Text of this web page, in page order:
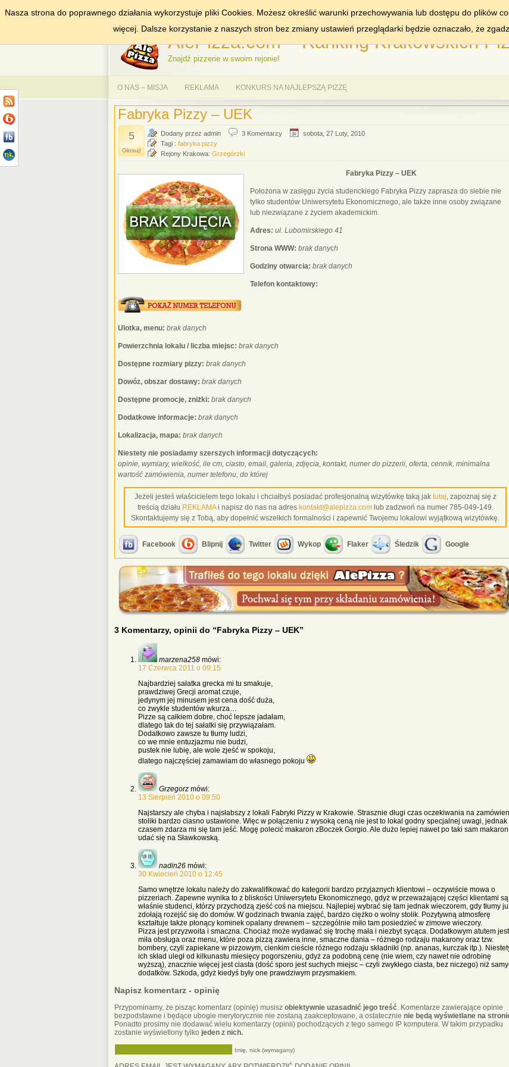
DODAJ NAS DO ULUBIONYCH ZNAJDŹ MIASTA: KRAKÓW
AlePizza.com – Ranking Krakowskich
Znajdź pizzerie w swoim rejonie!
O NAS – MISJA REKLAMA KONKURS NA NAJLEPSZĄ PIZZĘ
Fabryka Pizzy – UEK
5
Głosuj!
Dodany przez admin 3 Komentarzy
sobota, 27 Luty, 2010
Tagi : fabryka pizzy
Rejony Krakowa: Grzegórzki
Fabryka Pizzy – UEK
Położona w zasięgu życia studenckiego Fabryka Pizzy zaprasza do siebie nie
tylko studentów Uniwersytetu Ekonomicznego, ale także inne osoby związane
lub niezwiązane z życiem akademickim.
Adres: ul. Lubomirskiego 41
Strona WWW: brak danych
Godziny otwarcia: brak danych
Telefon kontaktowy:
Ulotka, menu: brak danych
Powierzchnia lokalu / liczba miejsc: brak danych
Dostępne rozmiary pizzy: brak danych
Dowóz, obszar dostawy: brak danych
Dostępne promocje, zniżki: brak danych
Dodatkowe informacje: brak danych
Lokalizacja, mapa: brak danych
Niestety nie posiadamy szerszych informacji dotyczących:
opinie, wymiary, wielkość, ile cm, ciasto, email, galeria, zdjęcia, kontakt, numer do pizzerii, oferta, cennik, minimalna
wartość zamówienia, numer telefonu, do której
Jeżeli jesteś właścicielem tego lokalu i chciałbyś posiadać profesjonalną wizytówkę taką jak tutaj, zapoznaj się z
treścią działu REKLAMAi napisz do nas na adres kontakt@alepizza.comlub zadzwoń na numer 785-049-149.
Skontaktujemy się z Tobą, aby dopełnić wszelkich formalności i zapewnić Twojemu lokalowi wyjątkową wizytówkę.
Facebook Blipnij Twitter Wykop Flaker Śledzik Google
3 Komentarzy, opinii do “Fabryka Pizzy – UEK”
marzena258 mówi:
17 Czerwca 2011 o 09:15
Najbardziej sałatka grecka mi tu smakuje,
prawdziwej Grecji aromat czuje,
jedynym jej minusem jest cena dość duża,
co zwykle studentów wkurza…
Pizze są całkiem dobre, choć lepsze jadałam,
dlatego tak do tej sałatki się przywiązałam.
Dodatkowo zawsze tu tłumy ludzi,
co we mnie entuzjazmu nie budzi,
pustek nie lubię, ale wole zjeść w spokoju,
dlatego najczęściej zamawiam do własnego pokoju
Grzegorz mówi:
13 Sierpień 2010 o 09:50
Najstarszy ale chyba i najsłabszy z lokali Fabryki Pizzy w Krakowie. Strasznie długi czas oczekiwania na
stoliki bardzo ciasno ustawione. Więc w połączeniu z wysoką ceną nie jest to lokal godny specjalnej uwagi, jednak
czasem zdarza mi się tam jeść. Mogę polecić makaron zBoczek Gorgio. Ale dużo lepiej nawet po taki sam makaron
udać się na Sławkowską.
nadin26 mówi:
30 Kwiecień 2010 o 12:45
Samo wnętrze lokalu należy do zakwalifikować do kategorii bardzo przyjaznych klientowi – oczywiście mowa o
pizzeriach. Zapewne wynika to z bliskości Uniwersytetu Ekonomicznego, gdyż w przeważającej części klientami są
właśnie studenci, którzy przychodzą zjeść coś na miejscu. Najlepiej wybrać się tam jednak wieczorem, gdy tłumy
zdołają rozejść się do domów. W godzinach trwania zajęć, bardzo ciężko o wolny stolik. Pozytywną atmosferę
kształtuje także płonący kominek opalany drewnem – szczególnie miło tam posiedzieć w zimowe wieczory.
Pizza jest przyzwoita i smaczna. Chociaż może wydawać się trochę mała i niezbyt sycąca. Dodatkowym atutem jest
miła obsługa oraz menu, które poza pizzą zawiera inne, smaczne dania – różnego rodzaju makarony oraz tzw.
bombery, czyli zapiekane w pizzowym, cienkim cieście różnego rodzaju składniki (np. ananas, kurczak itp.).
ich skład uległ od kilkunastu miesięcy pogorszeniu, gdyż za podobną cenę (nie wiem, czy nawet nie odrobinę
wyższą), znacznie więcej jest ciasta (dość sporo jest suchych miejsc – czyli zwykłego ciasta, bez niczego) niż
dodatków. Szkoda, gdyż kiedyś były one prawdziwym przysmakiem.
Napisz komentarz - opinię
Przypominamy, że pisząc komentarz (opinię) musisz obiektywnie uzasadnić jego treść. Komentarze zawierające opinie
bezpodstawne i będące ubogie merytorycznie nie zostaną zaakceptowane, a ostatecznie nie będą wyświetlane na
Ponadto prosimy nie dodawać wielu komentarzy (opinii) pochodzących z tego samego IP komputera. W takim przypadku
zostanie wyświetlony tylko jeden z nich.
Imię, nick (wymagany)
Nasza strona do poprawnego działania wykorzystuje pliki Cookies. Możesz określić warunki przechowywania lub dostępu do plików
więcej. Dalsze korzystanie z naszych stron bez zmiany ustawień przeglądarki będzie oznaczało, że